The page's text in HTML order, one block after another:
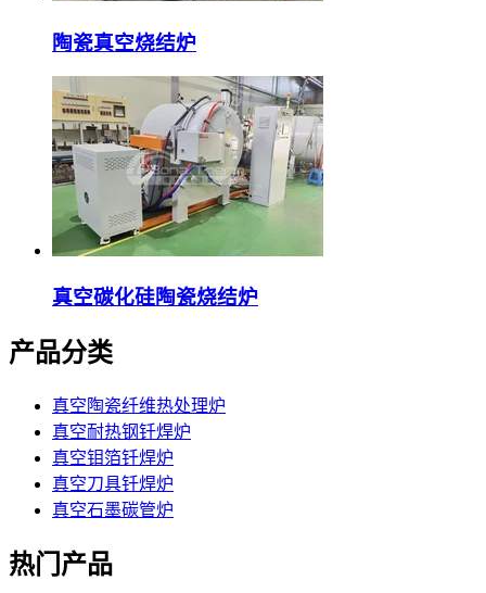
陶瓷真空烧结炉
真空碳化硅陶瓷烧结炉
产品分类
真空陶瓷纤维热处理炉
真空耐热钢钎焊炉
真空钼箔钎焊炉
真空刀具钎焊炉
真空石墨碳管炉
热门产品